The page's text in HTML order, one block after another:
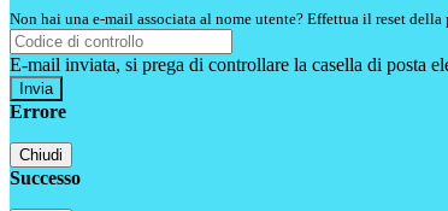
Non hai una e-mail associata al nome utente? Effettua il reset della
E-mail inviata, si prega di controllare la casella di posta
Errore
Chiudi
Successo